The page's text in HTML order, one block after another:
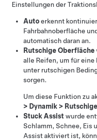
Einstellungen der
Autoerkennt
Fahrbahnoberfläche
automatisch daran an.
Rutschige Oberfläche
alle Reifen, um für
unter rutschigen
sorgen.
Um diese Funktion zu
> Dynamik >
Stuck Assist wurde
Schlamm, Schnee, Eis
Assist aktiviert ist,